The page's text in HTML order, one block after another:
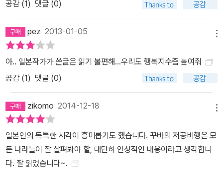
는 왜 무너졌는가》가 이상적 모델로 든 것도 쿠바이다. 소련 붕괴와
미국의 경제봉쇄 이후 세계 공황에 비길 만한 경제위기에 직면했던
쿠바에서 도대체 무슨 일이 있었던 것일까? 복지의 딜레마는 없다!
가해 문맹을 일소하고 지금은 누구나 최저 9년간의 의무교육을 받는
8~25세의 젊은이 절반이 고등교육기관에 진학하지만 교육비는 대
학원까지 무료이다. 1천 명당 유아 사망률은 4.7명(미국보다도 낮
다). 아이들에게 접종되는 13종류의 예방백신 가운데 12종류는 국산
으로, 세계 유일의 수막염 B형 백신을 포함해 수준 높은 바이오테크
와 의료 기술을 보유하고 있다. 평균수명도 78세로 늘어났고, 100개
공감 (1) 댓글 (0)
pez 2013-01-05
아.. 일본작가가 쓴글은 읽기 불편해...우리도 행복지수좀 높여줘
공감 (1) 댓글 (0)
zikomo 2014-12-18
일본인의 독특한 시각이 흥미롭기도 했습니다. 꾸바의 저공비행은 모
든 나라들이 잘 살펴봐야 할, 대단히 인상적인 내용이라고 생각합니
다. 잘 읽었습니다~.